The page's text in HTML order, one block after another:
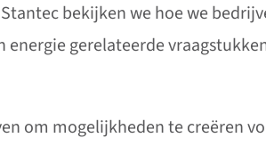
bekijken we hoe we
energie gerelateerde
om mogelijkheden te creëren